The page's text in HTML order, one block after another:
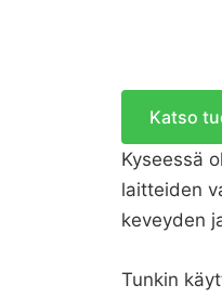
Katso
Kyseessä
laitteiden
keveyden
Tunkin